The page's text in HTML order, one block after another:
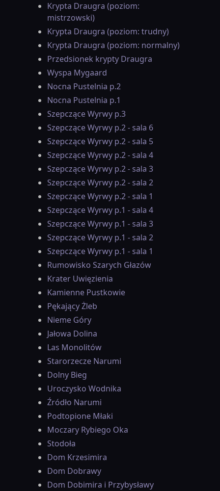
Krypta Draugra (poziom:
mistrzowski)
Krypta Draugra (poziom: trudny)
Krypta Draugra (poziom: normalny)
Przedsionek krypty Draugra
Wyspa Mygaard
Nocna Pustelnia p.2
Nocna Pustelnia p.1
Szepczące Wyrwy p.3
Szepczące Wyrwy p.2 - sala 6
Szepczące Wyrwy p.2 - sala 5
Szepczące Wyrwy p.2 - sala 4
Szepczące Wyrwy p.2 - sala 3
Szepczące Wyrwy p.2 - sala 2
Szepczące Wyrwy p.2 - sala 1
Szepczące Wyrwy p.1 - sala 4
Szepczące Wyrwy p.1 - sala 3
Szepczące Wyrwy p.1 - sala 2
Szepczące Wyrwy p.1 - sala 1
Rumowisko Szarych Głazów
Krater Uwięzienia
Kamienne Pustkowie
Pękający Żleb
Nieme Góry
Jałowa Dolina
Las Monolitów
Starorzecze Narumi
Dolny Bieg
Uroczysko Wodnika
Źródło Narumi
Podtopione Młaki
Moczary Rybiego Oka
Stodoła
Dom Krzesimira
Dom Dobrawy
Dom Dobimira i Przybysławy